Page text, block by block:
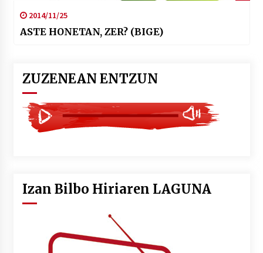
2014/11/25
ASTE HONETAN, ZER? (BIGE)
ZUZENEAN ENTZUN
Izan Bilbo Hiriaren LAGUNA